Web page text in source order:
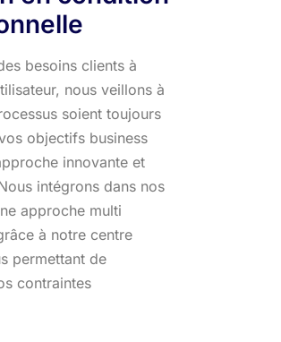
besoins clients à
nous veillons à
soient toujours
objectifs business
innovante et
intégrons dans nos
approche multi
à notre centre
permettant de
contraintes